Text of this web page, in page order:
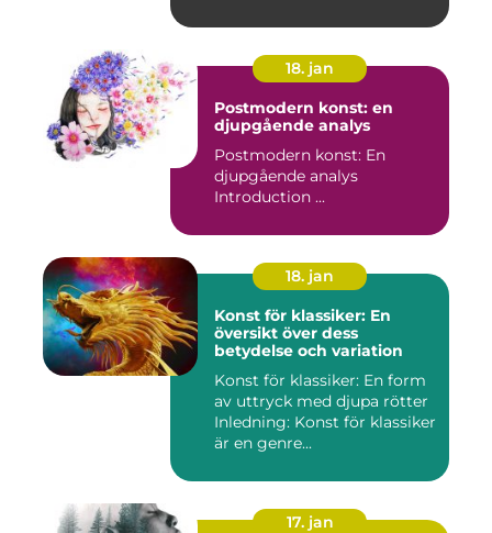
18. jan
Postmodern konst: en
djupgående analys
Postmodern konst: En
djupgående analys
Introduction ...
18. jan
Konst för klassiker: En
översikt över dess
betydelse och variation
Konst för klassiker: En form
av uttryck med djupa rötter
Inledning: Konst för klassiker
är en genre...
17. jan